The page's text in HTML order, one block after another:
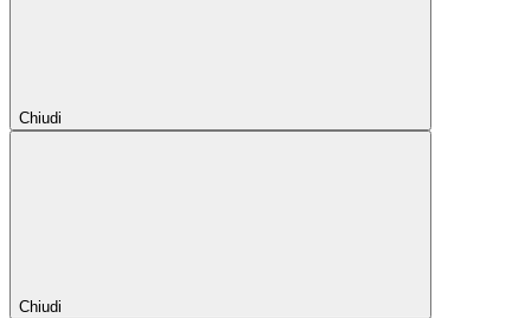
Chiudi
Chiudi